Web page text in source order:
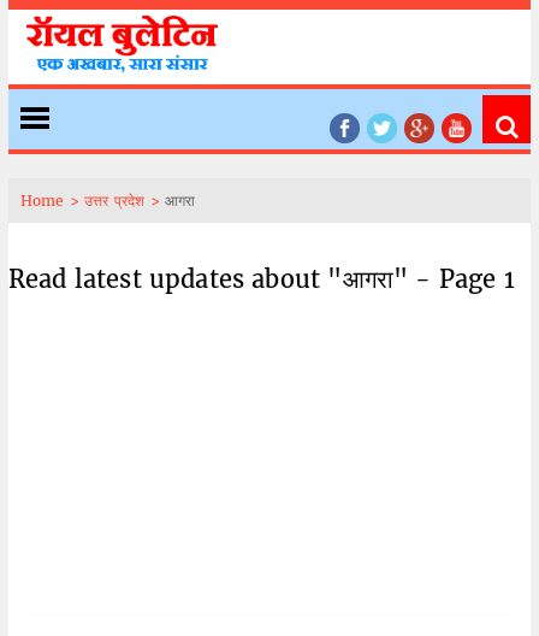
Home > उत्तर प्रदेश > आगरा
Read latest updates about "आगरा" - Page 1